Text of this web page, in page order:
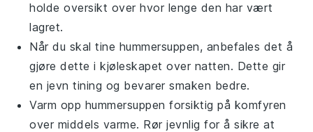
holde oversikt over hvor lenge den har vært
lagret.
Når du skal tine hummersuppen, anbefales det å
gjøre dette i kjøleskapet over natten. Dette gir
en jevn tining og bevarer smaken bedre.
Varm opp hummersuppen forsiktig på komfyren
over middels varme. Rør jevnlig for å sikre at